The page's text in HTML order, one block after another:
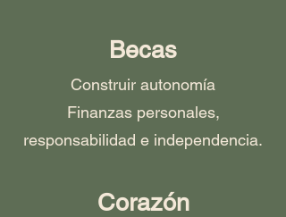
Becas
Construir autonomía
Finanzas personales,
responsabilidad e independencia.
Corazón